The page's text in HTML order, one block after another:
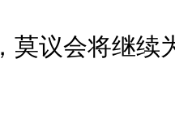
莫议会将继续